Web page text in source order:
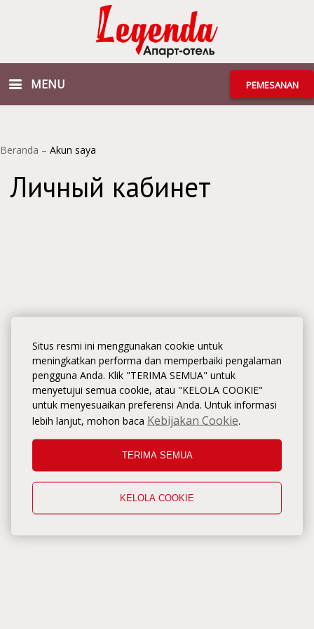
Situs resmi ini menggunakan cookie untuk
meningkatkan performa dan memperbaiki pengalaman
pengguna Anda. Klik "TERIMA SEMUA" untuk
menyetujui semua cookie, atau "KELOLA COOKIE"
untuk menyesuaikan preferensi Anda. Untuk informasi
lebih lanjut, mohon baca Kebijakan Cookie.
TERIMA SEMUA
KELOLA COOKIE
MENU PEMESANAN
Beranda – Akun saya
Личный кабинет